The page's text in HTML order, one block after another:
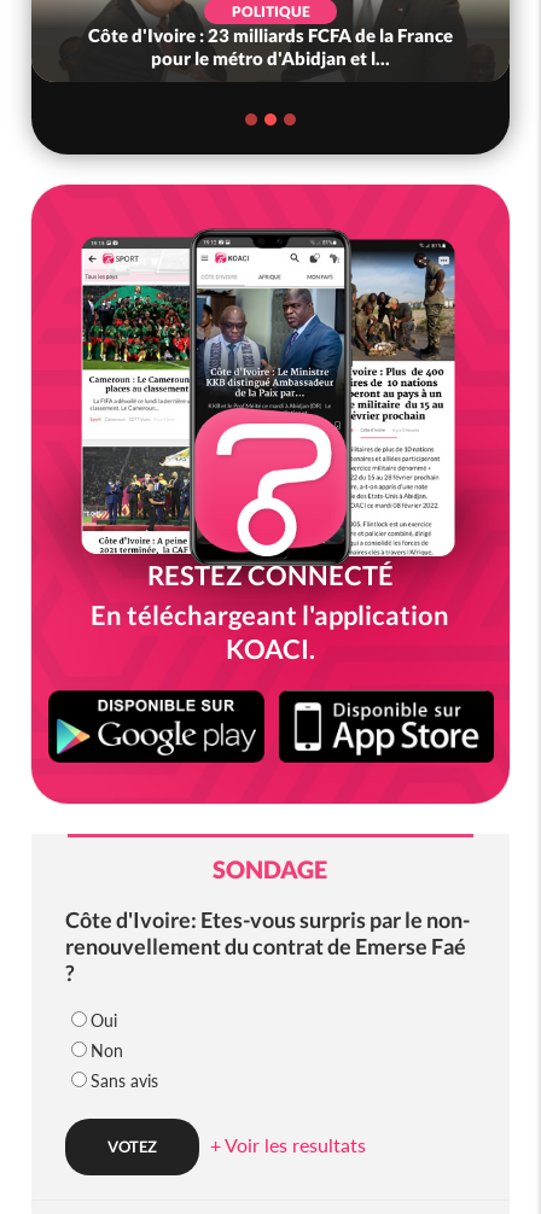
POLITIQUE
Côte d'Ivoire : 23 milliards FCFA de la France
pour le métro d'Abidjan et l...
RESTEZ CONNECTÉ
En téléchargeant l'application
KOACI.
SONDAGE
Côte d'Ivoire: Etes-vous surpris par le non-
renouvellement du contrat de Emerse Faé
?
Oui
Non
Sans avis
+ Voir les resultats